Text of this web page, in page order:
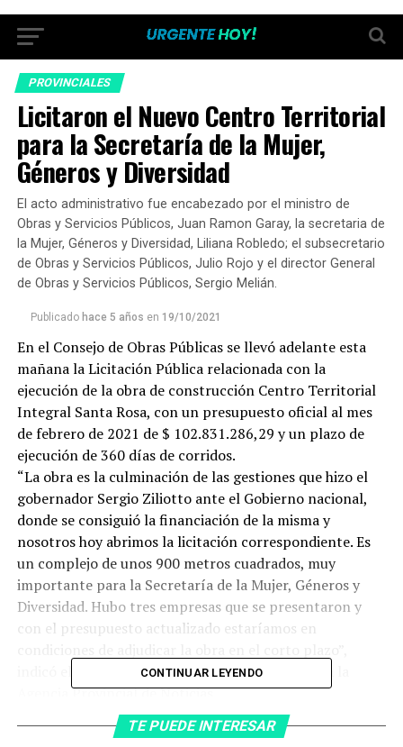
PROVINCIALES
Licitaron el Nuevo Centro Territorial
para la Secretaría de la Mujer,
Géneros y Diversidad
El acto administrativo fue encabezado por el ministro de
Obras y Servicios Públicos, Juan Ramon Garay, la secretaria de
la Mujer, Géneros y Diversidad, Liliana Robledo; el subsecretario
de Obras y Servicios Públicos, Julio Rojo y el director General
de Obras y Servicios Públicos, Sergio Melián.
Publicado hace 5 años en 19/10/2021
En el Consejo de Obras Públicas se llevó adelante esta
mañana la Licitación Pública relacionada con la
ejecución de la obra de construcción Centro Territorial
Integral Santa Rosa, con un presupuesto oficial al mes
de febrero de 2021 de $ 102.831.286,29 y un plazo de
ejecución de 360 días de corridos.
“La obra es la culminación de las gestiones que hizo el
gobernador Sergio Ziliotto ante el Gobierno nacional,
donde se consiguió la financiación de la misma y
nosotros hoy abrimos la licitación correspondiente. Es
un complejo de unos 900 metros cuadrados, muy
importante para la Secretaría de la Mujer, Géneros y
Diversidad. Hubo tres empresas que se presentaron y
con el presupuesto actualizado estaríamos en
indicó el ministro de Obras y Servicios Públicos a la
Agencia Provincial de Noticias.
“Quiero agradecer al ministro, al subsecretario de Obras
Públicas por el apoyo que tuvimos, se consiguieron los
CONTINUAR LEYENDO
TE PUEDE INTERESAR